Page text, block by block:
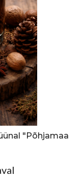
"Põhjamaa